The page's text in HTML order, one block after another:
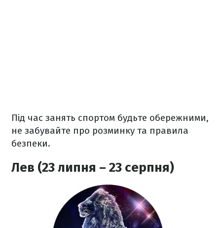
Під час занять спортом будьте обережними,
не забувайте про розминку та правила
безпеки.
Лев (23 липня – 23 серпня)